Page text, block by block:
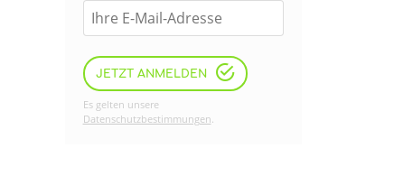
JETZT ANMELDEN
Es gelten unsere
Datenschutzbestimmungen.